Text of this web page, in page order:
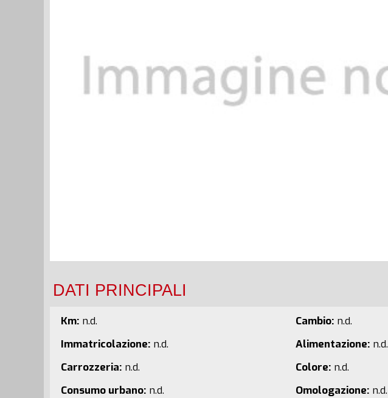
DATI PRINCIPALI
Km:n.d.
Immatricolazione:n.d.
Carrozzeria:n.d.
Consumo urbano:n.d.
Cambio:n.d.
Alimentazione:n.d.
Colore:n.d.
Omologazione:n.d.